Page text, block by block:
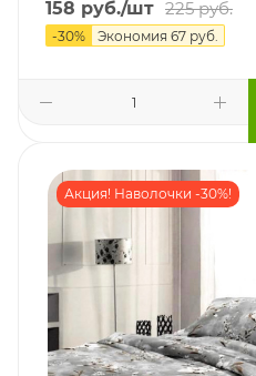
158 руб./шт 225руб.
-30% Экономия 67 руб.
Акция! Наволочки -30%!